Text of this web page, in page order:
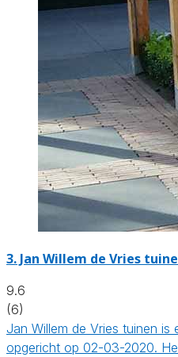
3. Jan Willem de Vries
9.6
(6)
Jan Willem de Vries tuinen is
opgericht op 02-03-2020.